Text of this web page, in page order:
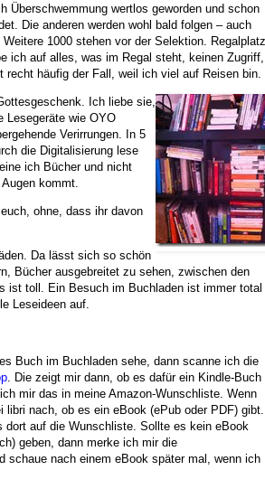
Überschwemmung wertlos geworden und schon
Die anderen werden wohl bald folgen – auch
1000 stehen vor der Selektion. Regalplatz
ich auf alles, was im Regal steht, keinen Zugriff,
häufig der Fall, weil ich viel auf Reisen bin.
Ich liebe sie,
Lesegeräte wie OYO
Verirrungen. In 5
die Digitalisierung lese
ich Bücher und nicht
kommt.
ohne, dass ihr davon
Da lässt sich so schön
Bücher ausgebreitet zu sehen, zwischen den
ist toll. Ein Besuch im Buchladen ist immer total
Leseideen auf.
Buch im Buchladen sehe, dann scanne ich die
. Die zeigt mir dann, ob es dafür ein Kindle-Buch
mir das in meine Amazon-Wunschliste. Wenn
libri nach, ob es ein eBook (ePub oder PDF) gibt.
dort auf die Wunschliste. Sollte es kein eBook
geben, dann merke ich mir die
schaue nach einem eBook später mal, wenn ich